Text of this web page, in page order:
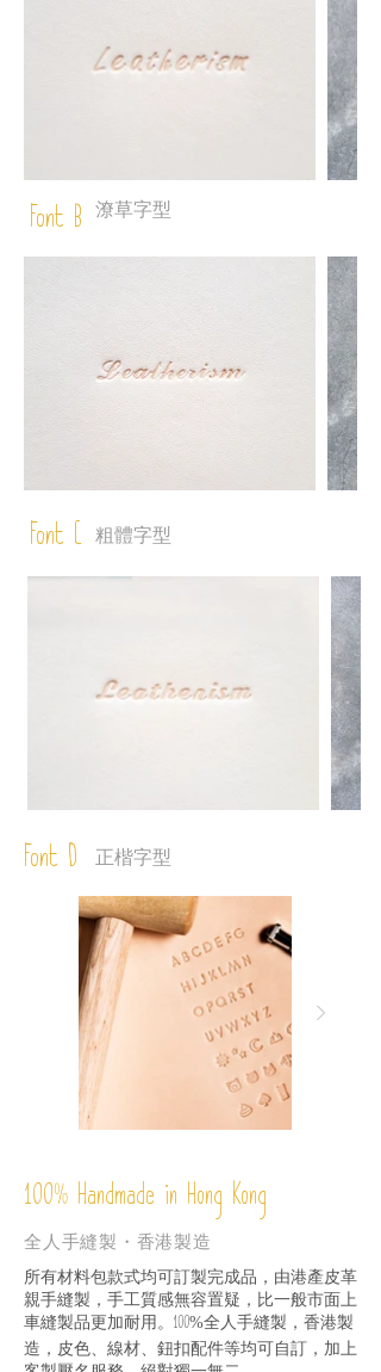
Font B 潦草字型
Font C 粗體字型
Font D 正楷字型
100% Handmade in Hong Kong
全人手縫製・香港製造
所有材料包款式均可訂製完成品，由港產皮革
親手縫製，手工質感無容置疑，比一般市面上
車縫製品更加耐用。 100%全人手縫製，香港製
造，皮色、線材、鈕扣配件等均可自訂，加上